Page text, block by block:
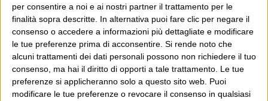
per consentire a noi e ai nostri partner il trattamento per le
finalità sopra descritte. In alternativa puoi fare clic per negare il
consenso o accedere a informazioni più dettagliate e modificare
le tue preferenze prima di acconsentire. Si rende noto che
alcuni trattamenti dei dati personali possono non richiedere il tuo
consenso, ma hai il diritto di opporti a tale trattamento. Le tue
preferenze si applicheranno solo a questo sito web. Puoi
modificare le tue preferenze o revocare il consenso in qualsiasi
E per i regali di Natale